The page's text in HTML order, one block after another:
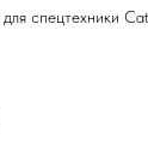
спецтехники